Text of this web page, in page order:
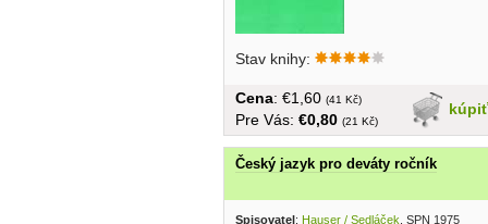
Stav knihy:
kúpiť
Cena: €1,60 (41 Kč)
Pre Vás: €0,80 (21 Kč)
Český jazyk pro deváty ročník
Spisovatel: Hauser / Sedláček , SPN 1975